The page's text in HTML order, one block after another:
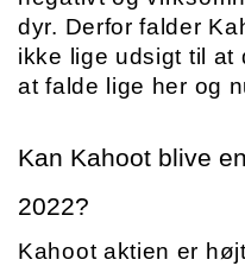
dyr. Derfor falder
ikke lige udsigt til at
at falde lige her og
Kan Kahoot blive
2022?
Kahoot aktien er